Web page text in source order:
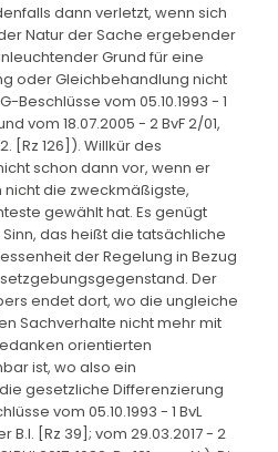
dann verletzt, wenn sich
Natur der Sache ergebender
Grund für eine
oder Gleichbehandlung nicht
Beschlüsse vom 05.10.1993 - 1
vom 18.07.2005 - 2 BvF 2/01,
[Rz 126]). Willkür des
schon dann vor, wenn er
die zweckmäßigste,
gewählt hat. Es genügt
das heißt die tatsächliche
der Regelung in Bezug
Der
endet dort, wo die ungleiche
Sachverhalte nicht mehr mit
orientierten
ist, wo also ein
gesetzliche Differenzierung
vom 05.10.1993 - 1 BvL
B.I. [Rz 39]; vom 29.03.2017 - 2